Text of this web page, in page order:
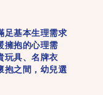
基本生理需求
擁抱的心理需
玩具、名牌衣
抱之間，幼兒選